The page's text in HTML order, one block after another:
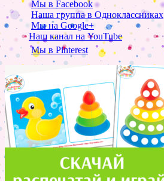
Мы в Facebook
Наша группа в Одноклассниках
Мы на Google+
Наш канал на YouTube
Мы в Pinterest